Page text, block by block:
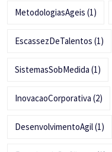
MetodologiasAgeis (1)
EscassezDeTalentos (1)
SistemasSobMedida (1)
InovacaoCorporativa (2)
DesenvolvimentoAgil(1)